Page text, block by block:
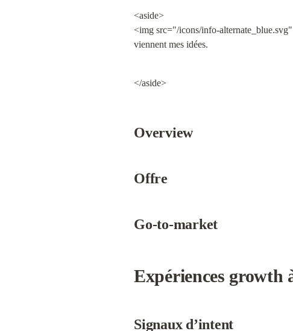
<aside>
<img src="/icons/info-
viennent mes idées.
</aside>
Overview
Offre
Go-to-market
Expériences growth
Signaux d’intent